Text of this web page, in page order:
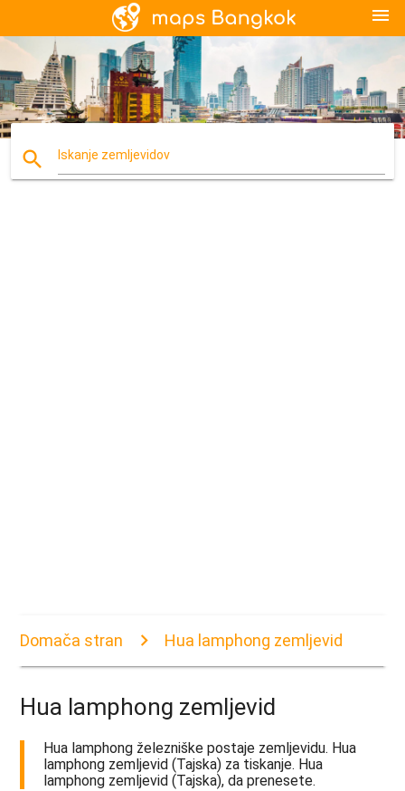
menu
search Iskanje zemljevidov
Domača stran Hua lamphong zemljevid
Hua lamphong zemljevid
Hua lamphong železniške postaje zemljevidu. Hua
lamphong zemljevid (Tajska) za tiskanje. Hua
lamphong zemljevid (Tajska), da prenesete.